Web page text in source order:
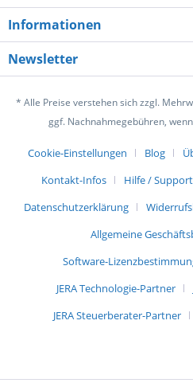
Informationen
Newsletter
* Alle Preise verstehen sich zzgl.
ggf. Nachnahmegebühren,
Cookie-Einstellungen Blog
Kontakt-Infos
Hilfe /
Datenschutzerklärung
Allgemeine
Software-
JERA Technologie-Partner
JERA Steuerberater-Partner